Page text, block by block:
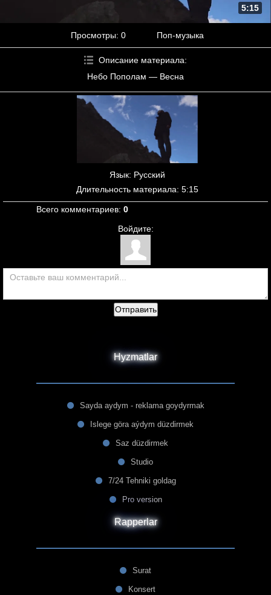
5:15
Просмотры: 0 Поп-музыка
Описание материала:
Небо Пополам — Весна
Язык: Русский
Длительность материала: 5:15
Всего комментариев: 0
Войдите:
Отправить
Hyzmatlar
Sayda aydym - reklama goydyrmak
Islege göra aýdym düzdirmek
Saz düzdirmek
Studio
7/24 Tehniki goldag
Pro version
Rapperlar
Surat
Konsert